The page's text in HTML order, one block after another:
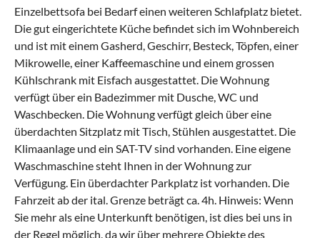
Einzelbettsofa bei Bedarf einen weiteren Schlafplatz bietet.
Die gut eingerichtete Küche befindet sich im Wohnbereich
und ist mit einem Gasherd, Geschirr, Besteck, Töpfen, einer
Mikrowelle, einer Kaffeemaschine und einem grossen
Kühlschrank mit Eisfach ausgestattet. Die Wohnung
verfügt über ein Badezimmer mit Dusche, WC und
Waschbecken. Die Wohnung verfügt gleich über eine
überdachten Sitzplatz mit Tisch, Stühlen ausgestattet. Die
Klimaanlage und ein SAT-TV sind vorhanden. Eine eigene
Waschmaschine steht Ihnen in der Wohnung zur
Verfügung. Ein überdachter Parkplatz ist vorhanden. Die
Fahrzeit ab der ital. Grenze beträgt ca. 4h. Hinweis: Wenn
Sie mehr als eine Unterkunft benötigen, ist dies bei uns in
der Regel möglich, da wir über mehrere Objekte des